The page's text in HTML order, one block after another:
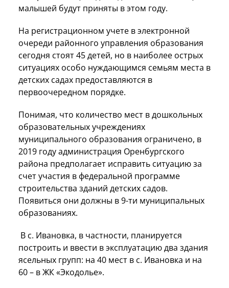
малышей будут приняты в этом году.
На регистрационном учете в электронной
очереди районного управления образования
сегодня стоят 45 детей, но в наиболее острых
ситуациях особо нуждающимся семьям места в
детских садах предоставляются в
первоочередном порядке.
Понимая, что количество мест в дошкольных
образовательных учреждениях
муниципального образования ограничено, в
2019 году администрация Оренбургского
района предполагает исправить ситуацию за
счет участия в федеральной программе
строительства зданий детских садов.
Появиться они должны в 9-ти муниципальных
образованиях.
В с. Ивановка, в частности, планируется
построить и ввести в эксплуатацию два здания
ясельных групп: на 40 мест в с. Ивановка и на
60 – в ЖК «Экодолье».